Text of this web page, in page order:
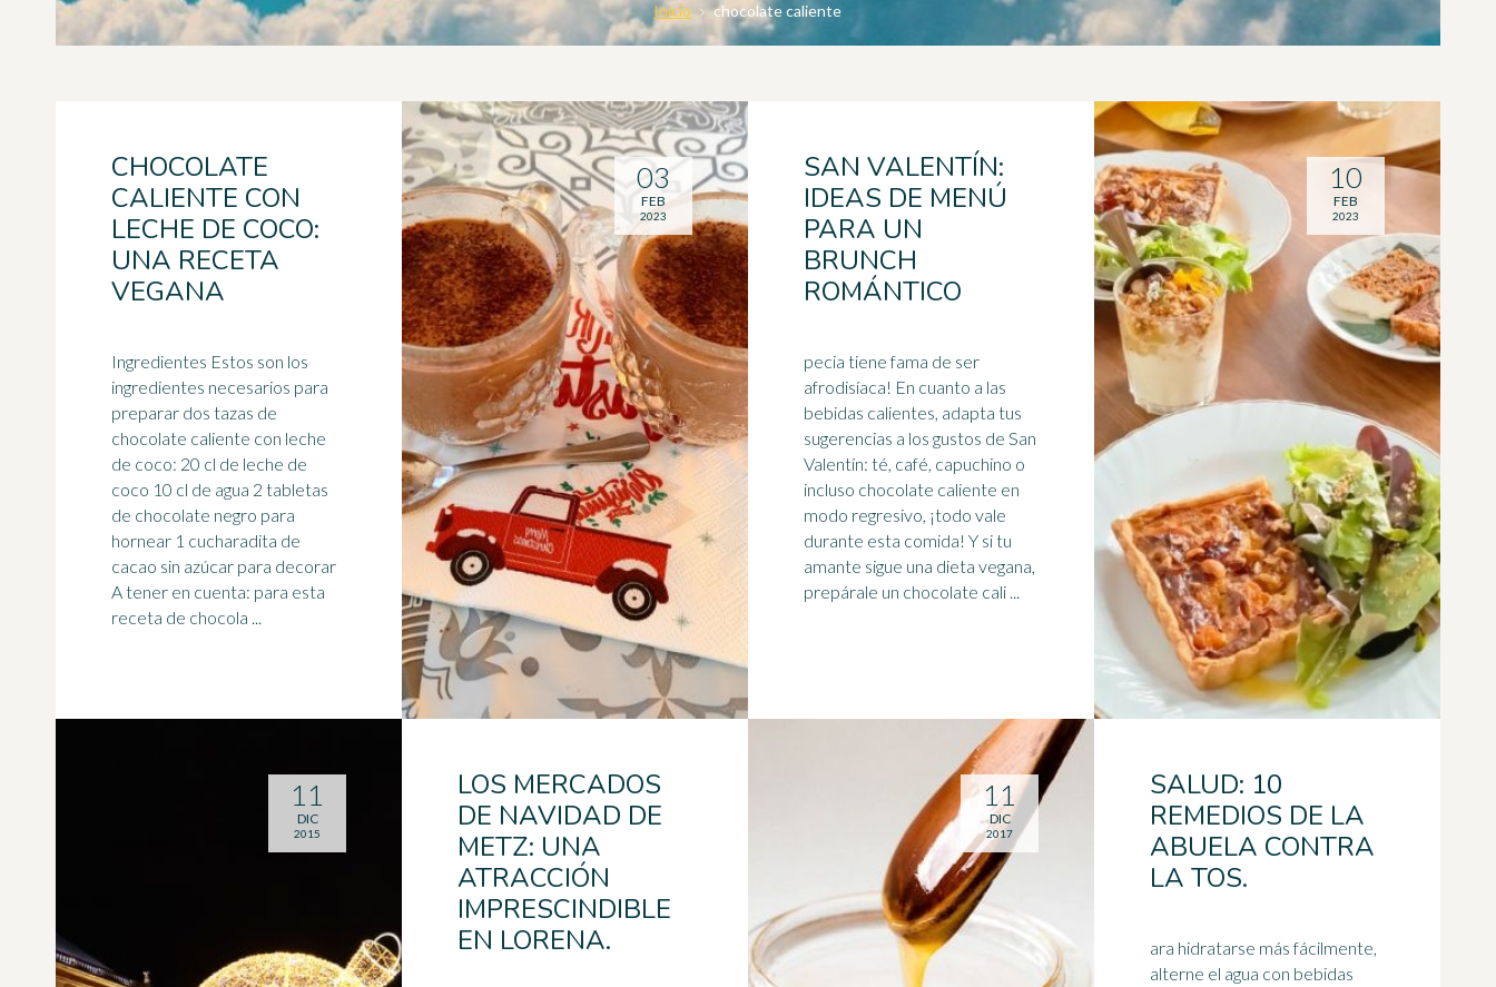
Inicio chocolate caliente
CHOCOLATE
CALIENTE CON
LECHE DE COCO:
UNA RECETA
VEGANA
Ingredientes Estos son los
ingredientes necesarios para
preparar dos tazas de
chocolate caliente con leche
de coco: 20 cl de leche de
coco 10 cl de agua 2 tabletas
de chocolate negro para
hornear 1 cucharadita de
cacao sin azúcar para decorar
A tener en cuenta: para esta
receta de chocola ...
03
FEB
2023
SAN VALENTÍN:
IDEAS DE MENÚ
PARA UN
BRUNCH
ROMÁNTICO
pecia tiene fama de ser
afrodisíaca! En cuanto a las
bebidas calientes, adapta tus
sugerencias a los gustos de San
Valentín: té, café, capuchino o
incluso chocolate caliente en
modo regresivo, ¡todo vale
durante esta comida! Y si tu
amante sigue una dieta vegana,
prepárale un chocolate cali ...
10
FEB
2023
LOS MERCADOS
DE NAVIDAD DE
METZ: UNA
ATRACCIÓN
IMPRESCINDIBLE
EN LORENA.
11
DIC
2015
SALUD: 10
REMEDIOS DE LA
ABUELA CONTRA
LA TOS.
ara hidratarse más fácilmente,
alterne el agua con bebidas
11
DIC
2017